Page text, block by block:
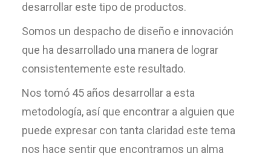
desarrollar este tipo de productos.
Somos un despacho de diseño e innovación
que ha desarrollado una manera de lograr
consistentemente este resultado.
Nos tomó 45 años desarrollar a esta
metodología, así que encontrar a alguien que
puede expresar con tanta claridad este tema
nos hace sentir que encontramos un alma